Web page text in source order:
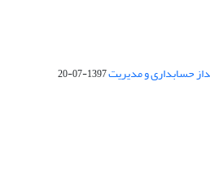
حسابداری و مدیریت1397-07-20